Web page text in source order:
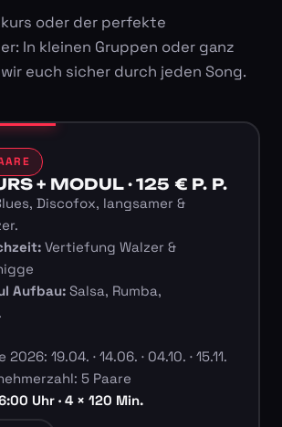
oder der perfekte
In kleinen Gruppen oder ganz
euch sicher durch jeden Song.
+ MODUL · 125 € P. P.
Discofox, langsamer &
Vertiefung Walzer &
Aufbau:Salsa, Rumba,
19.04. · 14.06. · 04.10. · 15.11.
5 Paare
Uhr · 4 × 120 Min.